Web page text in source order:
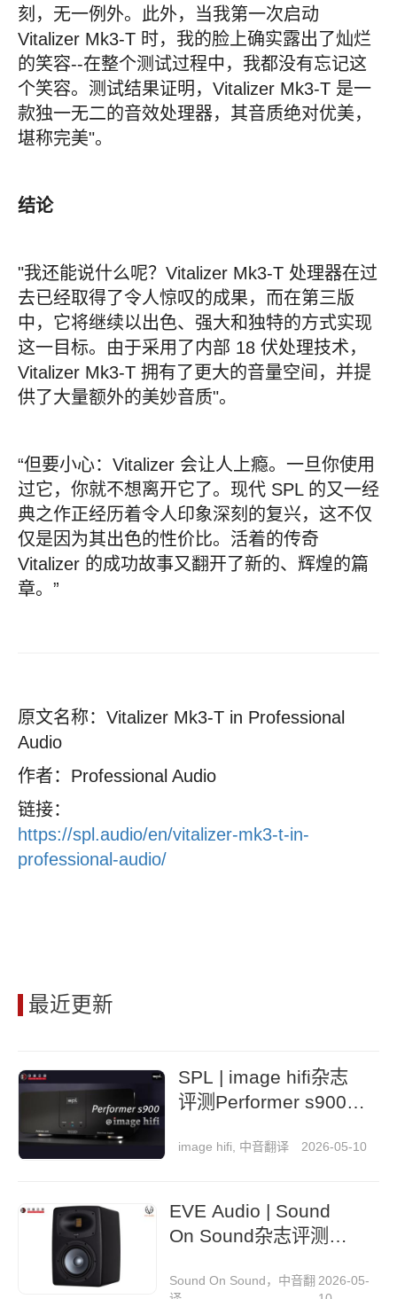
刻，无一例外。此外，当我第一次启动
Vitalizer Mk3-T 时，我的脸上确实露出了灿烂
的笑容--在整个测试过程中，我都没有忘记这
个笑容。测试结果证明，Vitalizer Mk3-T 是一
款独一无二的音效处理器，其音质绝对优美，
堪称完美"。
结论
"我还能说什么呢？Vitalizer Mk3-T 处理器在过
去已经取得了令人惊叹的成果，而在第三版
中，它将继续以出色、强大和独特的方式实现
这一目标。由于采用了内部 18 伏处理技术，
Vitalizer Mk3-T 拥有了更大的音量空间，并提
供了大量额外的美妙音质"。
“但要小心：Vitalizer 会让人上瘾。一旦你使用
过它，你就不想离开它了。现代 SPL 的又一经
典之作正经历着令人印象深刻的复兴，这不仅
仅是因为其出色的性价比。活着的传奇
Vitalizer 的成功故事又翻开了新的、辉煌的篇
章。”
原文名称：Vitalizer Mk3-T in Professional
Audio
作者：Professional Audio
链接：
https://spl.audio/en/vitalizer-mk3-t-in-
professional-audio/
最近更新
SPL | image hifi杂志
评测Performer s900立
image hifi, 中音翻译 2026-05-10
EVE Audio | Sound
On Sound杂志评测
Sound On Sound，中音翻 2026-05-